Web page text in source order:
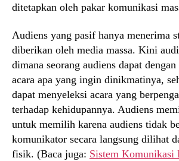
ditetapkan oleh pakar komunikasi
Audiens yang pasif hanya menerima
diberikan oleh media massa. Kini
dimana seorang audiens dapat
acara apa yang ingin dinikmatinya,
dapat menyeleksi acara yang
terhadap kehidupannya. Audiens
untuk memilih karena audiens tidak
komunikator secara langsung dilihat
fisik. (Baca juga: Sistem Komunikasi